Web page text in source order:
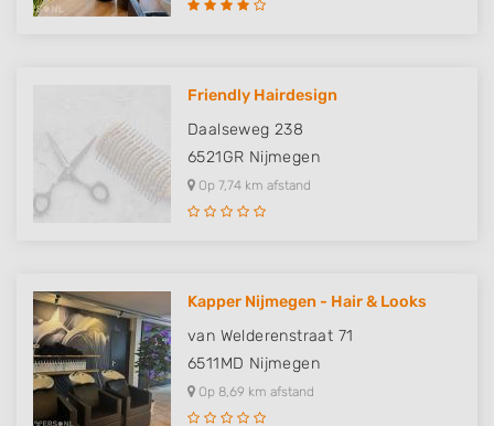
Friendly Hairdesign
Daalseweg 238
6521GR Nijmegen
Op 7,74 km afstand
Kapper Nijmegen - Hair & Looks
van Welderenstraat 71
6511MD Nijmegen
Op 8,69 km afstand